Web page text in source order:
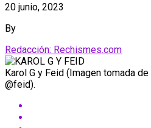
20 junio, 2023
By
Redacción: Rechismes.com
Karol G y Feid (Imagen tomada
@feid).